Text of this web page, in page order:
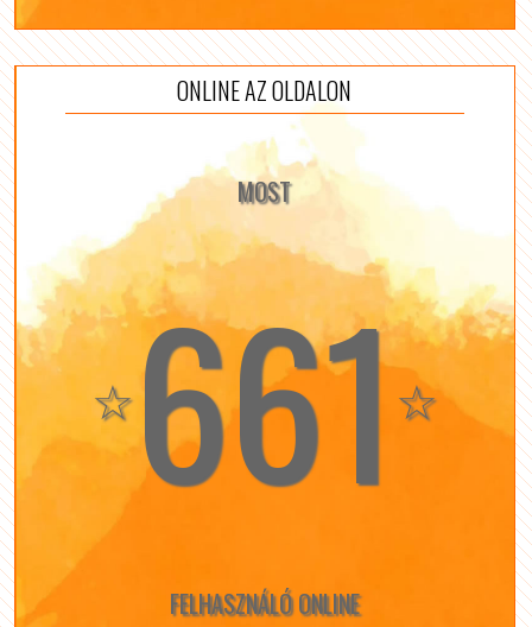
ONLINE AZ OLDALON
MOST
☆661☆
FELHASZNÁLÓ ONLINE